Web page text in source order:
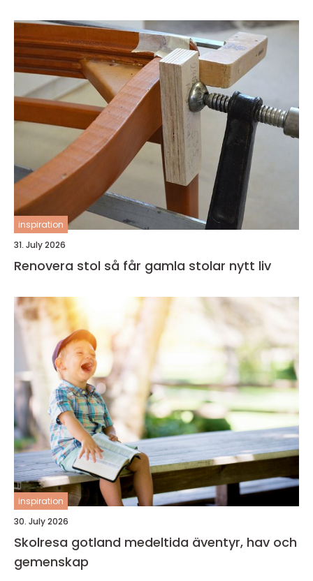
inspiration
31. July 2026
Renovera stol så får gamla stolar nytt liv
inspiration
30. July 2026
Skolresa gotland medeltida äventyr, hav och
gemenskap